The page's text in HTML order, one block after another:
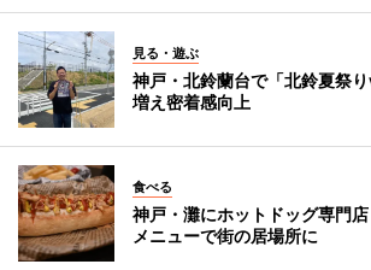
見る・遊ぶ
神戸・北鈴蘭台で「北鈴夏祭
増え密着感向上
食べる
神戸・灘にホットドッグ専門
メニューで街の居場所に